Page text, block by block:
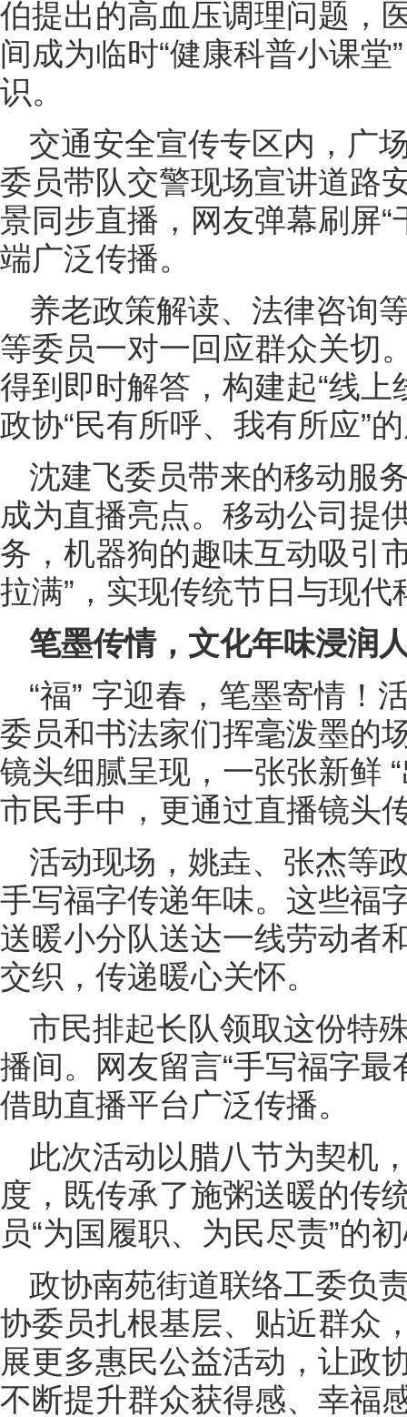
伯提出的高血压调理问题，
间成为临时“健康科普小课
识。
交通安全宣传专区内，广
委员带队交警现场宣讲道路
景同步直播，网友弹幕刷屏
端广泛传播。
养老政策解读、法律咨询
等委员一对一回应群众关切
得到即时解答，构建起“线
政协“民有所呼、我有所应”
沈建飞委员带来的移动服
成为直播亮点。移动公司提
务，机器狗的趣味互动吸引
拉满”，实现传统节日与现代
笔墨传情，文化年味浸润
“福” 字迎春，笔墨寄情！
委员和书法家们挥毫泼墨的
镜头细腻呈现，一张张新鲜
市民手中，更通过直播镜头
活动现场，姚垚、张杰等
手写福字传递年味。这些福
送暖小分队送达一线劳动者
交织，传递暖心关怀。
市民排起长队领取这份特
播间。网友留言“手写福字
借助直播平台广泛传播。
此次活动以腊八节为契机
度，既传承了施粥送暖的传
员“为国履职、为民尽责”的
政协南苑街道联络工委负
协委员扎根基层、贴近群众
展更多惠民公益活动，让政
不断提升群众获得感、幸福